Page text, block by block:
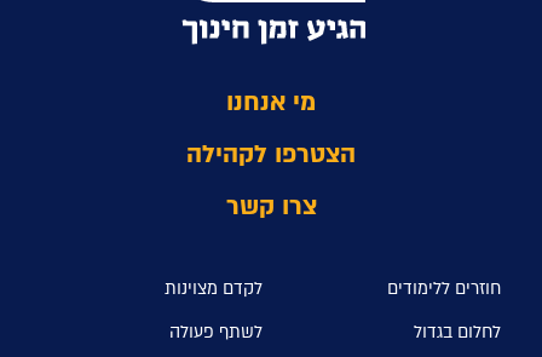
מי אנחנו
הצטרפו לקהילה
צרו קשר
חוזרים ללימודים
לקדם מצוינות
לחלום בגדול
לשתף פעולה